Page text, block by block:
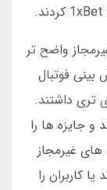
واضح تر
بینی فوتبال
تری داشتند.
و جایزه ها را
های غیرمجاز
کاربران را